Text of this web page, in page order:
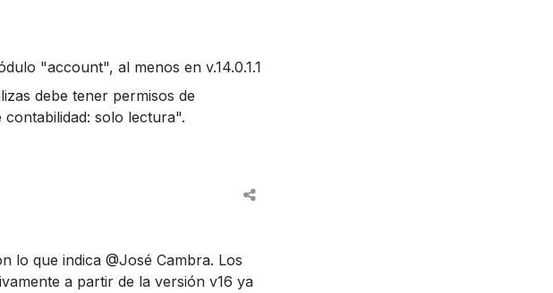
"account", al menos en v.14.0.1.1
debe tener permisos de
solo lectura".
lo que indica @José Cambra. Los
a partir de la versión v16 ya